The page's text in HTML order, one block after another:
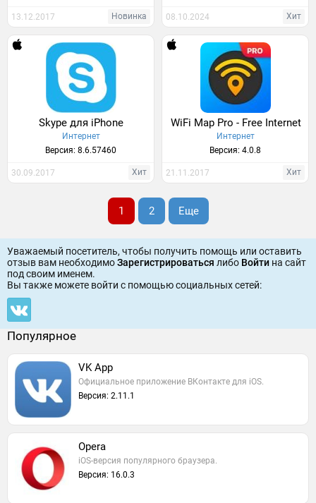
13.12.2017 Новинка 08.10.2024 Хит
Skype для iPhone
Интернет
Версия: 8.6.57460
30.09.2017 Хит
WiFi Map Pro - Free Internet
Интернет
Версия: 4.0.8
21.11.2017 Хит
1 2 Еще
Уважаемый посетитель, чтобы получить помощь или оставить
отзыв вам необходимоЗарегистрироваться либо Войти на сайт
под своим именем.
Вы также можете войти c помощью социальных сетей:
Популярное
VK App
Официальное приложение ВКонтакте для iOS.
Версия: 2.11.1
Opera
iOS-версия популярного браузера.
Версия: 16.0.3